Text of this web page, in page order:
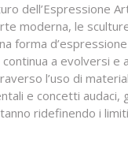
dell’Espressione
moderna, le
forma
a evolversi e a
l’uso di
e concetti audaci,
ridefinendo i